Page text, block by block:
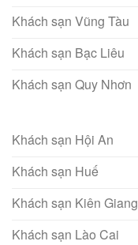
Khách sạn Vũng Tàu
Khách sạn Bạc Liêu
Khách sạn Quy Nhơn
Khách sạn Hội An
Khách sạn Huế
Khách sạn Kiên Giang
Khách sạn Lào Cai